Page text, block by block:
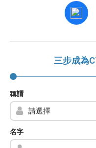
三步成為
稱謂
名字